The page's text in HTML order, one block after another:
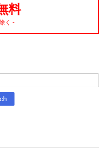
料
く -